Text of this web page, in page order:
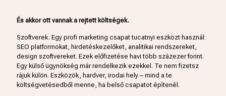
És akkor ott vannak a rejtett költségek.
Szoftverek. Egy profi marketing csapat tucatnyi eszközt használ:
SEO platformokat, hirdetéskezelőket, analitikai rendszereket,
design szoftvereket. Ezek előfizetése havi több százezer forint.
Egy külső ügynökség már rendelkezik ezekkel. Te nem fizetsz
rájuk külön. Eszközök, hardver, irodai hely – mind a te
költségvetésedből menne, ha belső csapatot építenél.